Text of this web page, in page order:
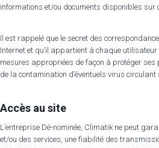
informations et/ou documents disponibles sur
Il est rappelé que le secret des
Internet et qu’il appartient à chaque utilisateur
mesures appropriées de façon à protéger ses
de la contamination d’éventuels virus circulant
Accès au site
L’entreprise Dé-nominée, Climatik ne peut
et/ou des services, une fiabilité des